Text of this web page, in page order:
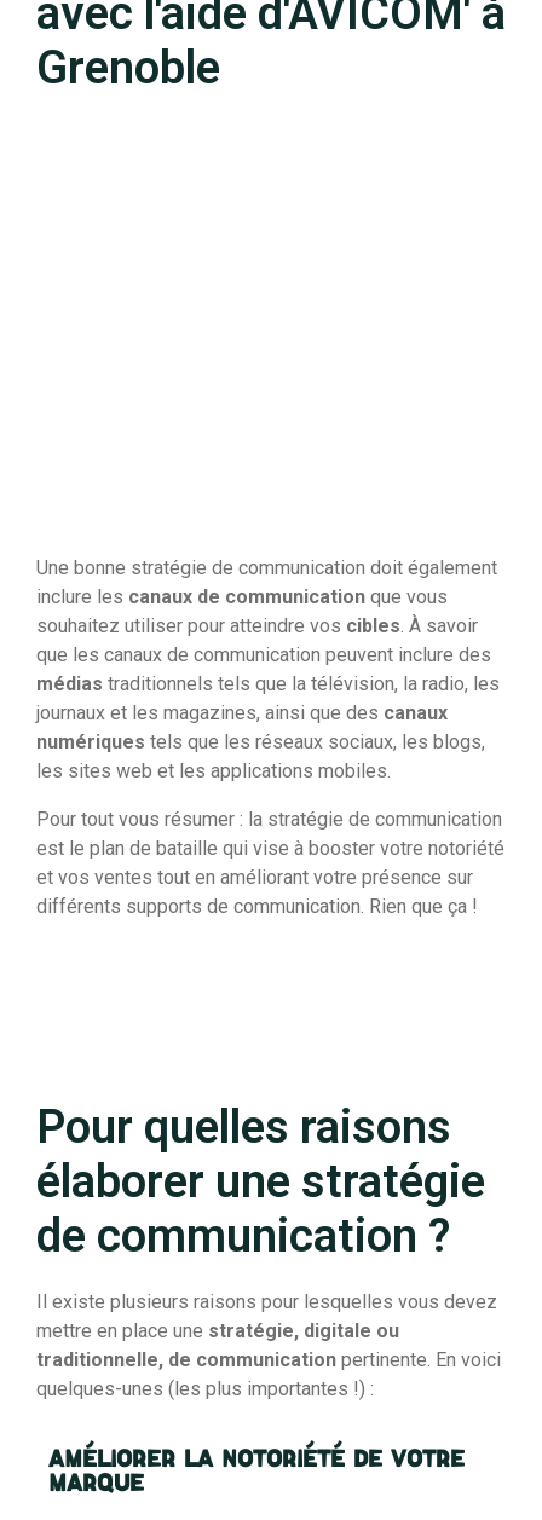
avec l'aide d'AVICOM' à
Grenoble
Une bonne stratégie de communication doit également
inclure les canaux de communication que vous
souhaitez utiliser pour atteindre vos cibles . À savoir
que les canaux de communication peuvent inclure des
médias traditionnels tels que la télévision, la radio, les
journaux et les magazines, ainsi que des canaux
numériques tels que les réseaux sociaux, les blogs,
les sites web et les applications mobiles.
Pour tout vous résumer : la stratégie de communication
est le plan de bataille qui vise à booster votre notoriété
et vos ventes tout en améliorant votre présence sur
différents supports de communication. Rien que ça !
Pour quelles raisons
élaborer une stratégie
de communication ?
Il existe plusieurs raisons pour lesquelles vous devez
mettre en place une stratégie, digitale ou
traditionnelle, de communication pertinente. En voici
quelques-unes (les plus importantes !) :
Améliorer la notoriété de votre
marque